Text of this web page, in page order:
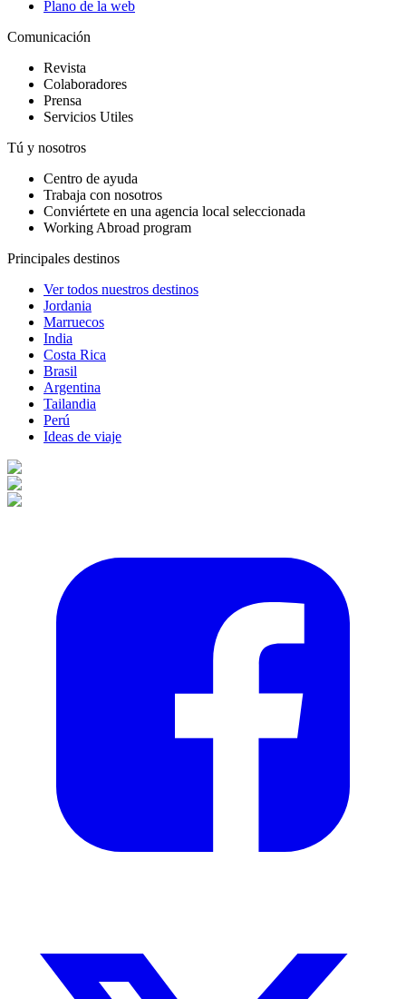
Plano de la web
Comunicación
Revista
Colaboradores
Prensa
Servicios Utiles
Tú y nosotros
Centro de ayuda
Trabaja con nosotros
Conviértete en una agencia local seleccionada
Working Abroad program
Principales destinos
Ver todos nuestros destinos
Jordania
Marruecos
India
Costa Rica
Brasil
Argentina
Tailandia
Perú
Ideas de viaje